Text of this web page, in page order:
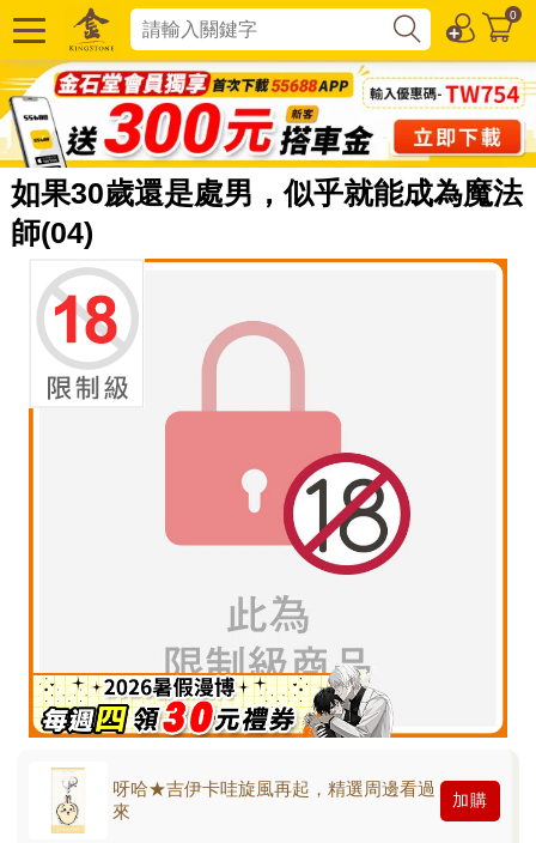
0
如果30歲還是處男，似乎就能成為魔法
師(04)
呀哈★吉伊卡哇旋風再起，精選周邊看過
來
加購